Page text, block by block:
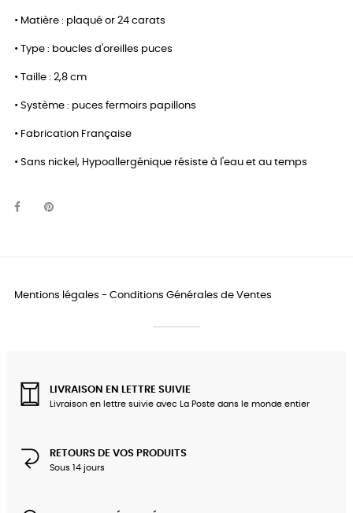
• Matière : plaqué or 24 carats
• Type : boucles d'oreilles puces
• Taille : 2,8 cm
• Système : puces fermoirs papillons
• Fabrication Française
• Sans nickel, Hypoallergénique résiste à l'eau et au temps
Mentions légales - Conditions Générales de Ventes
LIVRAISON EN LETTRE SUIVIE
Livraison en lettre suivie avec La Poste dans le monde entier
RETOURS DE VOS PRODUITS
Sous 14 jours